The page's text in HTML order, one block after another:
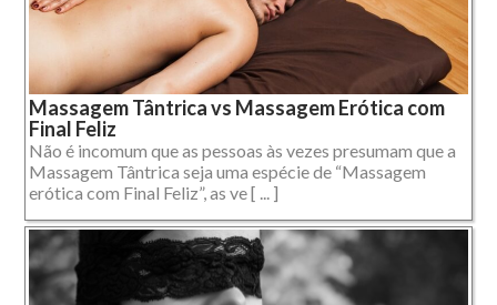
Massagem Tântrica vs Massagem Erótica com
Final Feliz
Não é incomum que as pessoas às vezes presumam que a
Massagem Tântrica seja uma espécie de “Massagem
erótica com Final Feliz”, as ve [ ... ]